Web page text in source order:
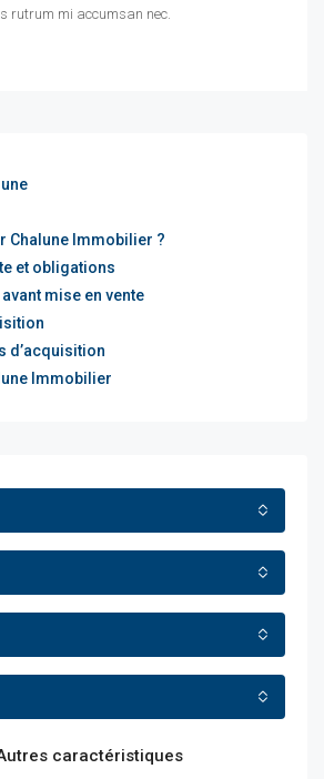
rutrum mi accumsan nec.
Chalune Immobilier ?
et obligations
mise en vente
d’acquisition
Immobilier
caractéristiques